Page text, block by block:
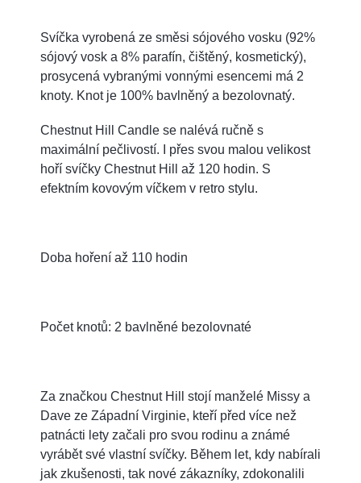
Svíčka vyrobená ze směsi sójového vosku (92%
sójový vosk a 8% parafín, čištěný, kosmetický),
prosycená vybranými vonnými esencemi má 2
knoty. Knot je 100% bavlněný a bezolovnatý.
Chestnut Hill Candle se nalévá ručně s
maximální pečlivostí. I přes svou malou velikost
hoří svíčky Chestnut Hill až 120 hodin. S
efektním kovovým víčkem v retro stylu.
Doba hoření až 110 hodin
Počet knotů: 2 bavlněné bezolovnaté
Za značkou Chestnut Hill stojí manželé Missy a
Dave ze Západní Virginie, kteří před více než
patnácti lety začali pro svou rodinu a známé
vyrábět své vlastní svíčky. Během let, kdy nabírali
jak zkušenosti, tak nové zákazníky, zdokonalili